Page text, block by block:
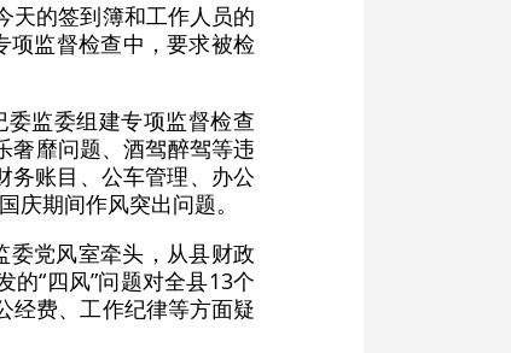
天的签到簿和工作人员的
项监督检查中，要求被检
监委组建专项监督检查
奢靡问题、酒驾醉驾等违
务账目、公车管理、办公
庆期间作风突出问题。
党风室牵头，从县财政
“四风”问题对全县13个
经费、工作纪律等方面疑